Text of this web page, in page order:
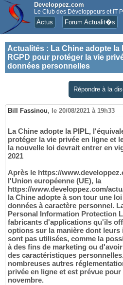
Developpez.com
Le Club des Développeurs et IT
Actus Forum Actualit�s
Actualités : La Chine adopte
RGPD pour protéger la vie
données personnelles
Répondre à la
Bill Fassinou, le 20/08/2021 à 19h33
La Chine adopte la PIPL,
protéger la vie privée en ligne et
la nouvelle loi devrait entrer en
2021
Après le https://
l'Union européenne (UE), la
https://www.developpez.com/
la Chine adopte à son tour une
données à caractère personnel.
Personal Information Protection
fabricants d'applications qu'ils
options sur la manière dont
sont pas utilisées, comme la
à des fins de marketing ou
des caractéristiques
nombreuses autres
privée en ligne et est prévue
novembre.